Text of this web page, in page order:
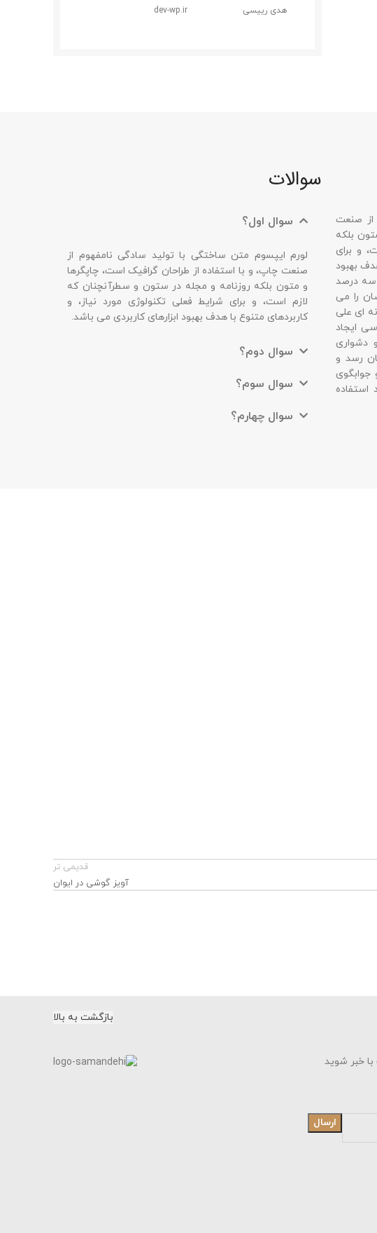
dev-wp.ir
سوال اول؟
لورم ایپسوم متن ساختگی با تولید سادگی نامفهوم از
صنعت چاپ، و با استفاده از طراحان گرافیک است، چاپگرها
و متون بلکه روزنامه و مجله در ستون و سطرآنچنان که
لازم است، و برای شرایط فعلی تکنولوژی مورد نیاز، و
کاربردهای متنوع با هدف بهبود ابزارهای کاربردی می باشد.
سوال دوم؟
سوال سوم؟
سوال چهارم؟
آویز گوشی در ایوان